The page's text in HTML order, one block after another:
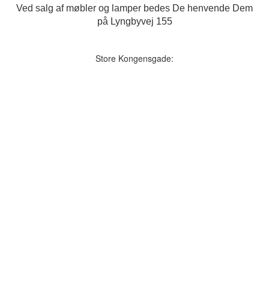
Ved salg af møbler og lamper bedes De henvende Dem
på Lyngbyvej 155
Store Kongensgade: